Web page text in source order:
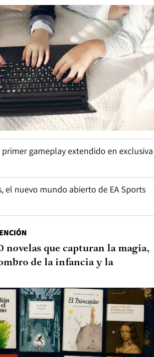
primer gameplay extendido en exclusiva
el nuevo mundo abierto de EA Sports
novelas que capturan la magia,
de la infancia y la